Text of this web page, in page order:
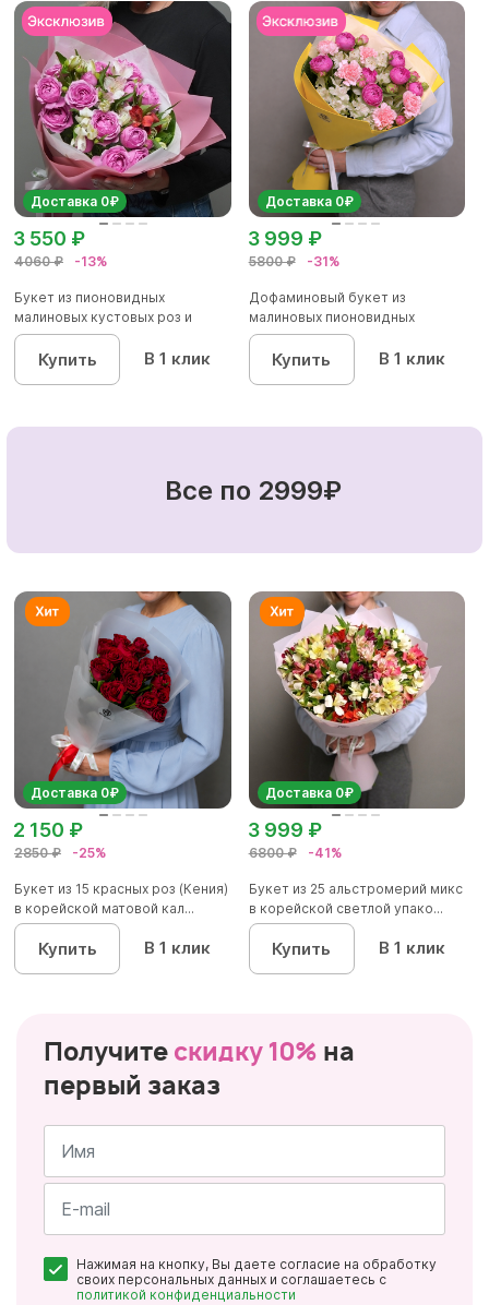
Доставка 0₽
4060 ₽ -13%
3 550 ₽
Букет из пионовидных
малиновых кустовых роз и
альстроме...
Купить В 1 клик
Доставка 0₽
5800 ₽ -31%
3 999 ₽
Дофаминовый букет из
малиновых пионовидных
кустовых роз...
Купить В 1 клик
Все по 2999₽
Доставка 0₽
2850 ₽ -25%
2 150 ₽
Букет из 15 красных роз (Кения)
в корейской матовой кал...
Купить В 1 клик
Доставка 0₽
6800 ₽ -41%
3 999 ₽
Букет из 25 альстромерий микс
в корейской светлой упако...
Купить В 1 клик
Получите скидку 10% на
первый заказ
Имя
*
Нажимая на кнопку, Вы даете согласие на обработку
своих персональных данных и соглашаетесь с
политикой конфиденциальности